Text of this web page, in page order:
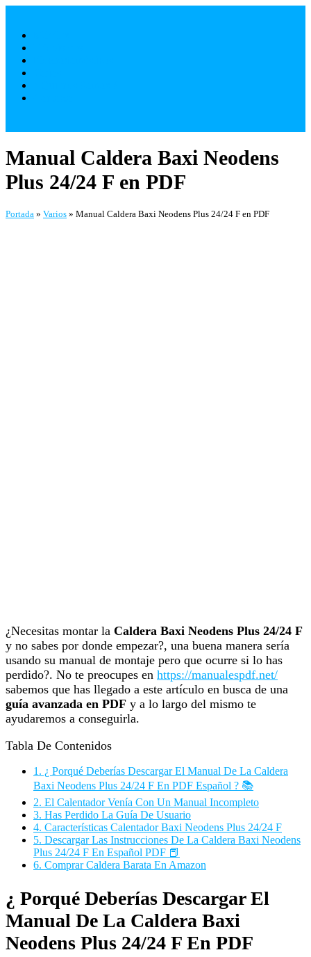
contenido
Manual Caldera Baxi Neodens
Plus 24/24 F en PDF
Portada » Varios » Manual Caldera Baxi Neodens Plus 24/24 F en PDF
¿Necesitas montar la Caldera Baxi Neodens Plus 24/24 F
y no sabes por donde empezar?, una buena manera sería
usando su manual de montaje pero que ocurre si lo has
perdido?. No te preocupes en https://manualespdf.net/
sabemos que has llegado a este artículo en busca de una
guía avanzada en PDF y a lo largo del mismo te
ayudaremos a conseguirla.
Tabla De Contenidos
1. ¿ Porqué Deberías Descargar El Manual De La Caldera
Baxi Neodens Plus 24/24 F En PDF Español ? 📚
2. El Calentador Venía Con Un Manual Incompleto
3. Has Perdido La Guía De Usuario
4. Características Calentador Baxi Neodens Plus 24/24 F
5. Descargar Las Instrucciones De La Caldera Baxi Neodens
Plus 24/24 F En Español PDF 📕
6. Comprar Caldera Barata En Amazon
¿ Porqué Deberías Descargar El
Manual De La Caldera Baxi
Neodens Plus 24/24 F En PDF